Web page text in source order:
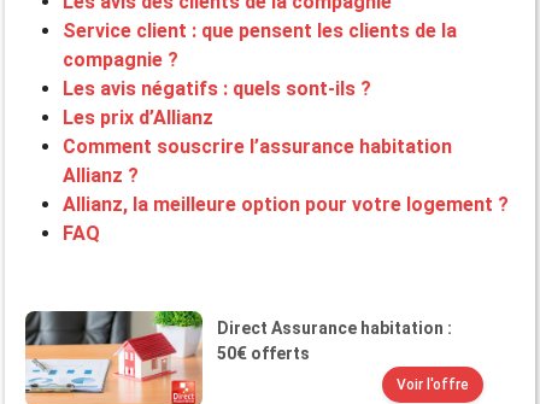
Service client : que pensent les clients de la
compagnie ?
Les avis négatifs : quels sont-ils ?
Les prix d’Allianz
Comment souscrire l’assurance habitation
Allianz ?
Allianz, la meilleure option pour votre logement ?
FAQ
Direct Assurance habitation :
50€ offerts
Voir l'offre